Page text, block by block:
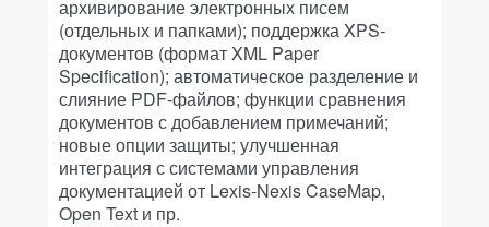
архивирование электронных писем
(отдельных и папками); поддержка XPS-
документов (формат XML Paper
Specification); автоматическое разделение и
слияние PDF-файлов; функции сравнения
документов с добавлением примечаний;
новые опции защиты; улучшенная
интеграция с системами управления
документацией от Lexis-Nexis CaseMap,
Open Text и пр.